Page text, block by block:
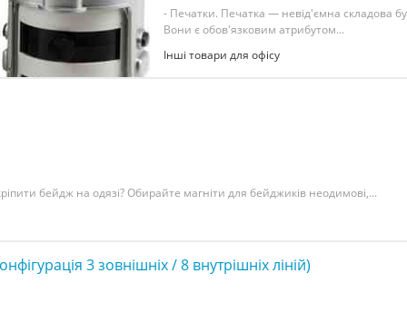
- Печатки. Печатка — невід'ємна складова
Вони є обов'язковим атрибутом...
Інші товари для офісу
бейдж на одязі? Обирайте магніти для бейджиків неодимові,...
3 зовнішніх / 8 внутрішніх ліній)